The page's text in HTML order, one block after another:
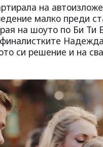
на
малко преди
на шоуто по Би Ти
финалистките
си решение и на